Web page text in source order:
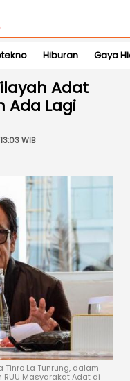
Hiburan Gaya
Adat
Ada Lagi
WIB
Tinro La Tunrung, dalam
Masyarakat Adat di